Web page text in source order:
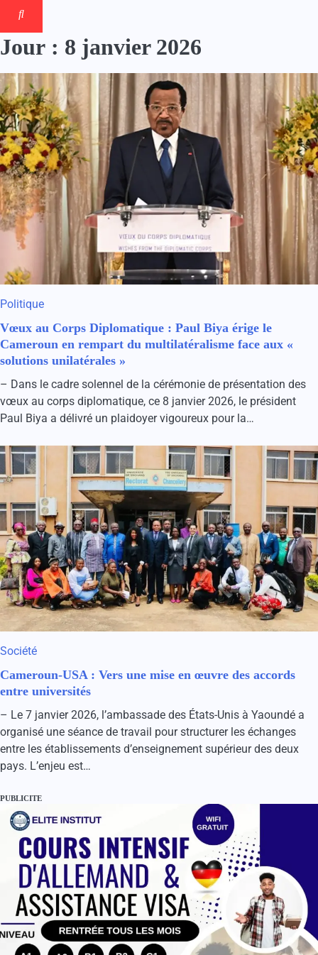
Jour : 8 janvier 2026
Politique
Vœux au Corps Diplomatique : Paul Biya érige le
Cameroun en rempart du multilatéralisme face aux «
solutions unilatérales »
– Dans le cadre solennel de la cérémonie de présentation des
vœux au corps diplomatique, ce 8 janvier 2026, le président
Paul Biya a délivré un plaidoyer vigoureux pour la…
Société
Cameroun-USA : Vers une mise en œuvre des accords
entre universités
– Le 7 janvier 2026, l’ambassade des États-Unis à Yaoundé a
organisé une séance de travail pour structurer les échanges
entre les établissements d’enseignement supérieur des deux
pays. L’enjeu est…
PUBLICITE